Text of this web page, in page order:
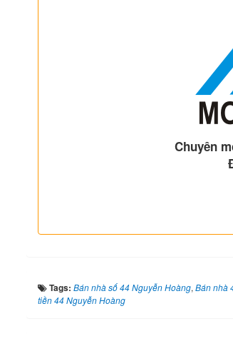
Chuyên
Tags: Bán nhà số 44 Nguyễn Hoàng, Bán nhà
tiền 44 Nguyễn Hoàng